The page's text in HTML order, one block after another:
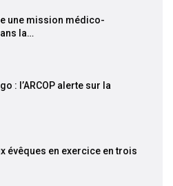
une mission médico-
la…
: l’ARCOP alerte sur la
évêques en exercice en trois